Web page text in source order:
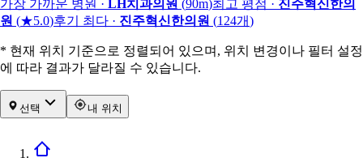
가장 가까운 병원 · LH치과의원 (90m)최고 평점 · 진주혁신한의
원 (★5.0)후기 최다 · 진주혁신한의원 (124개)
* 현재 위치 기준으로 정렬되어 있으며, 위치 변경이나 필터 설정
에 따라 결과가 달라질 수 있습니다.
선택 내 위치